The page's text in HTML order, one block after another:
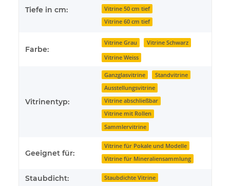
Tiefe in cm:
Vitrine 50 cm tief
Vitrine 60 cm tief
Farbe:
Vitrine Grau Vitrine Schwarz
Vitrine Weiss
Vitrinentyp:
Ganzglasvitrine
Standvitrine
Ausstellungsvitrine
Vitrine abschließbar
Vitrine mit Rollen
Sammlervitrine
Geeignet für:
Vitrine für Pokale und Modelle
Vitrine für Mineraliensammlung
Staubdicht: Staubdichte Vitrine